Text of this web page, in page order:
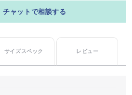
チャットで相談する
サイズスペック レビュー